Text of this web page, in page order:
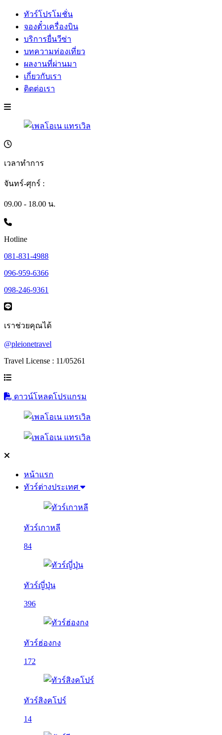
ทัวร์โปรโมชั่น
จองตั๋วเครื่องบิน
บริการยื่นวีซ่า
บทความท่องเที่ยว
ผลงานที่ผ่านมา
เกี่ยวกับเรา
ติดต่อเรา
เวลาทำการ
จันทร์-ศุกร์ :
09.00 - 18.00 น.
Hotline
081-831-4988
096-959-6366
098-246-9361
เราช่วยคุณได้
@pleionetravel
Travel License : 11/05261
ดาวน์โหลดโปรแกรม
หน้าแรก
ทัวร์ต่างประเทศ
ทัวร์เกาหลี
84
ทัวร์ญี่ปุ่น
396
ทัวร์ฮ่องกง
172
ทัวร์สิงคโปร์
14